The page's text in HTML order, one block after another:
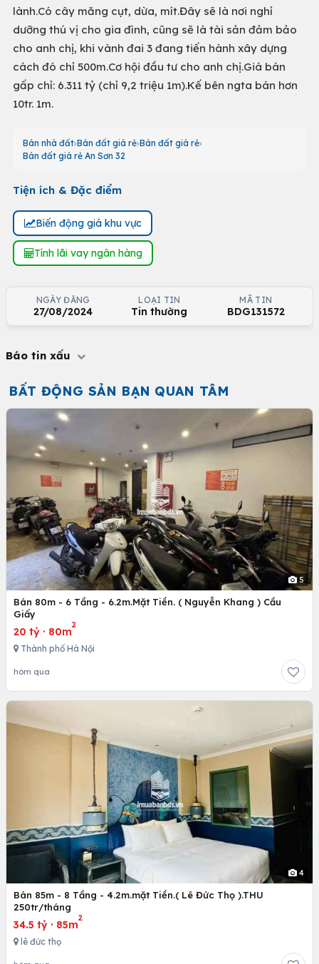
lành.Có cây măng cụt, dừa, mít.Đây sẽ là nơi nghỉ
dưỡng thú vị cho gia đình, cũng sẽ là tài sản đảm bảo
cho anh chị, khi vành đai 3 đang tiến hành xây dựng
cách đó chỉ 500m.Cơ hội đầu tư cho anh chị.Giá bán
gấp chỉ: 6.311 tỷ (chỉ 9,2 triệu 1m).Kế bên ngta bán hơn
10tr. 1m.
Bán nhà đất Bán đất giá rẻ Bán đất giá rẻ
Bán đất giá rẻ An Sơn 32
Tiện ích & Đặc điểm
Biến động giá khu vực
Tính lãi vay ngân hàng
NGÀY ĐĂNG
27/08/2024
LOẠI TIN
Tin thường
MÃ TIN
BDG131572
Báo tin xấu
BẤT ĐỘNG SẢN BẠN QUAN TÂM
5
Bán 80m - 6 Tầng - 6.2m.Mặt Tiền. ( Nguyễn Khang ) Cầu
Giấy
20 tỷ · 80m
2
Thành phố Hà Nội
hôm qua
4
Bán 85m - 8 Tầng - 4.2m.mặt Tiền.( Lê Đức Thọ ).THU
250tr/tháng
34.5 tỷ · 85m
2
lê đức thọ